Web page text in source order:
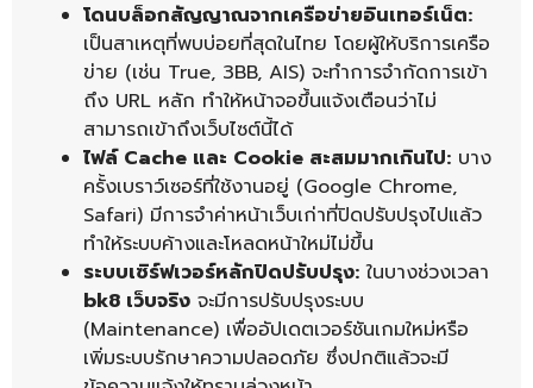
โดนบล็อกสัญญาณจากเครือข่ายอินเทอร์เน็ต:
เป็นสาเหตุที่พบบ่อยที่สุดในไทย โดยผู้ให้บริการเครือ
ข่าย (เช่น True, 3BB, AIS) จะทำการจำกัดการเข้า
ถึง URL หลัก ทำให้หน้าจอขึ้นแจ้งเตือนว่าไม่
สามารถเข้าถึงเว็บไซต์นี้ได้
ไฟล์ Cache และ Cookie สะสมมากเกินไป: บาง
ครั้งเบราว์เซอร์ที่ใช้งานอยู่ (Google Chrome,
Safari) มีการจำค่าหน้าเว็บเก่าที่ปิดปรับปรุงไปแล้ว
ทำให้ระบบค้างและโหลดหน้าใหม่ไม่ขึ้น
ระบบเซิร์ฟเวอร์หลักปิดปรับปรุง: ในบางช่วงเวลา
bk8 เว็บจริง จะมีการปรับปรุงระบบ
(Maintenance) เพื่ออัปเดตเวอร์ชันเกมใหม่หรือ
เพิ่มระบบรักษาความปลอดภัย ซึ่งปกติแล้วจะมี